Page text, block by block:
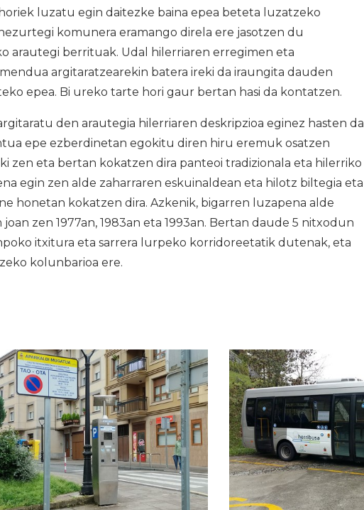
luzatu egin daitezke baina epea beteta luzatzeko
komunera eramango direla ere jasotzen du
arautegi berrituak. Udal hilerriaren erregimen eta
argitaratzearekin batera ireki da iraungita dauden
epea. Bi ureko tarte hori gaur bertan hasi da kontatzen.
den arautegia hilerriaren deskripzioa eginez hasten da
epe ezberdinetan egokitu diren hiru eremuk osatzen
zen eta bertan kokatzen dira panteoi tradizionala eta hilerriko
egin zen alde zaharraren eskuinaldean eta hilotz biltegia eta
honetan kokatzen dira. Azkenik, bigarren luzapena alde
zen 1977an, 1983an eta 1993an. Bertan daude 5 nitxodun
itxitura eta sarrera lurpeko korridoreetatik dutenak, eta
kolunbarioa ere.